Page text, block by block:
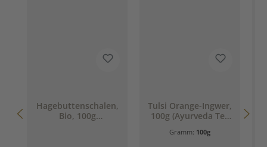
Hagebuttenschalen,
Bio, 100g
Tulsi Orange-Ingwer,
100g (Ayurveda Tee
aromatisiert)
Gramm: 100g